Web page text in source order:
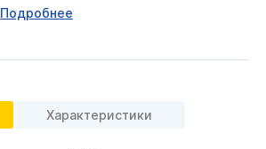
Подробнее
Характеристики